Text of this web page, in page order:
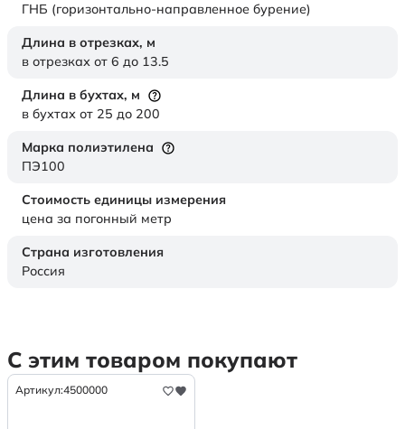
ГНБ (горизонтально-направленное бурение)
Длина в отрезках, м
в отрезках от 6 до 13.5
Длина в бухтах, м
в бухтах от 25 до 200
Марка полиэтилена
ПЭ100
Стоимость единицы измерения
цена за погонный метр
Страна изготовления
Россия
С этим товаром покупают
Артикул:4500000